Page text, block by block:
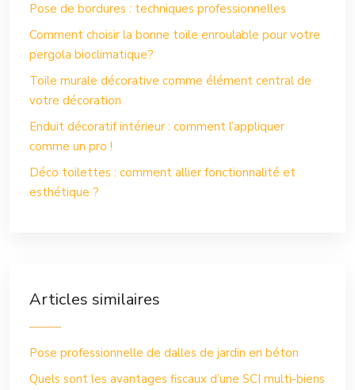
Pose de bordures : techniques professionnelles
Comment choisir la bonne toile enroulable pour votre
pergola bioclimatique?
Toile murale décorative comme élément central de
votre décoration
Enduit décoratif intérieur : comment l’appliquer
comme un pro !
Déco toilettes : comment allier fonctionnalité et
esthétique ?
Articles similaires
Pose professionnelle de dalles de jardin en béton
Quels sont les avantages fiscaux d’une SCI multi-biens